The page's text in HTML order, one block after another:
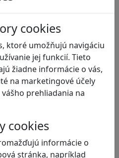
cookies
ktoré umožňujú navigáciu
jej funkcií. Tieto
žiadne informácie o vás,
na marketingové účely
prehliadania na
cookies
informácie o
stránka, napríklad